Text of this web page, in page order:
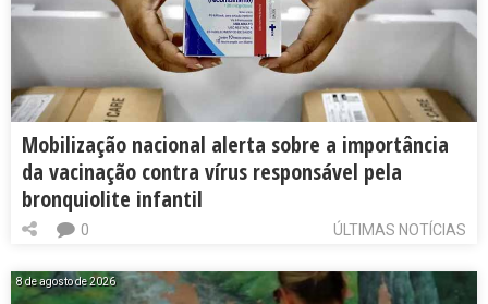
Mobilização nacional alerta sobre a importância
da vacinação contra vírus responsável pela
bronquiolite infantil
ÚLTIMAS NOTÍCIAS
0
8 de agosto de 2026